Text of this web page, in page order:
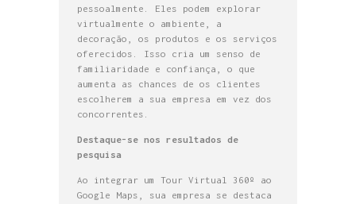
pessoalmente. Eles podem explorar
virtualmente o ambiente, a
decoração, os produtos e os serviços
oferecidos. Isso cria um senso de
familiaridade e confiança, o que
aumenta as chances de os clientes
escolherem a sua empresa em vez dos
concorrentes.
Destaque-se nos resultados de
pesquisa
Ao integrar um Tour Virtual 360º ao
Google Maps, sua empresa se destaca